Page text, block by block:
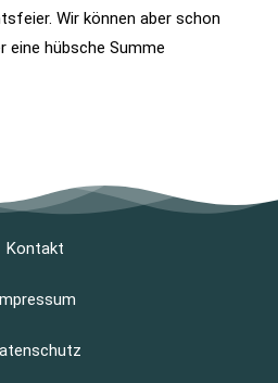
Wir können aber schon
eine hübsche Summe
Kontakt